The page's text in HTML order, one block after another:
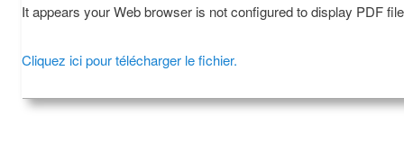
It appears your Web browser is not configured to display PDF
Cliquez ici pour télécharger le fichier.